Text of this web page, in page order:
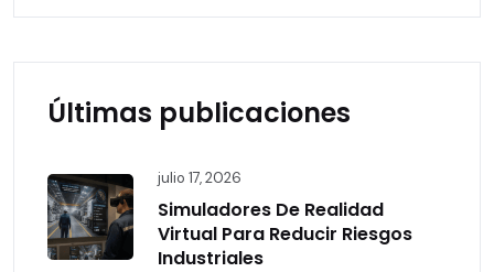
Últimas publicaciones
julio 17, 2026
Simuladores De Realidad
Virtual Para Reducir Riesgos
Industriales